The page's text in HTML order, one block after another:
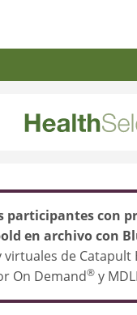
participantes con
en archivo con
virtuales de
On Demand® y